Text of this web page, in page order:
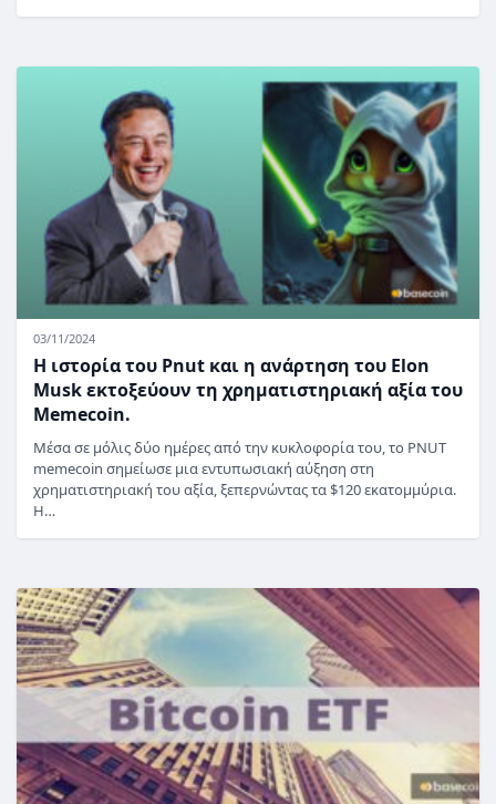
03/11/2024
Η ιστορία του Pnut και η ανάρτηση του Elon
Musk εκτοξεύουν τη χρηματιστηριακή αξία του
Memecoin.
Μέσα σε μόλις δύο ημέρες από την κυκλοφορία του, το PNUT
memecoin σημείωσε μια εντυπωσιακή αύξηση στη
χρηματιστηριακή του αξία, ξεπερνώντας τα $120 εκατομμύρια.
Η…